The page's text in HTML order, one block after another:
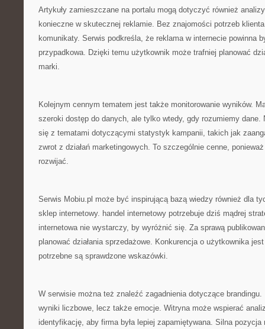
Artykuły zamieszczane na portalu mogą dotyczyć również
konieczne w skutecznej reklamie. Bez znajomości potrzeb
komunikaty. Serwis podkreśla, że reklama w internecie powinna
przypadkowa. Dzięki temu użytkownik może trafniej planować
marki.
Kolejnym cennym tematem jest także monitorowanie wyników.
szeroki dostęp do danych, ale tylko wtedy, gdy rozumiemy dane.
się z tematami dotyczącymi statystyk kampanii, takich jak
zwrot z działań marketingowych. To szczególnie cenne,
rozwijać.
Serwis Mobiu.pl może być inspirującą bazą wiedzy również dla
sklep internetowy. handel internetowy potrzebuje dziś mądrej
internetowa nie wystarczy, by wyróżnić się. Za sprawą
planować działania sprzedażowe. Konkurencja o użytkownika
potrzebne są sprawdzone wskazówki.
W serwisie można też znaleźć zagadnienia dotyczące
wyniki liczbowe, lecz także emocje. Witryna może wspierać
identyfikację, aby firma była lepiej zapamiętywana. Silna